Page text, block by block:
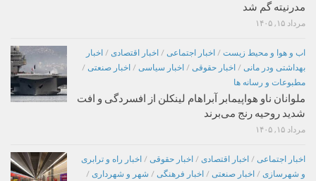
مدرنیته گم شد
مرداد ۱۵, ۱۴۰۵
اب و هوا و محیط زیست / اخبار اجتماعی / اخبار اقتصادی / اخبار
بهداشتی ودر مانی / اخبار حقوقی / اخبار سیاسی / اخبار صنعتی /
مطبوعات و رسانه ها
ملوانان ناو هواپیمابر آبراهام لینکلن از افسردگی و افت
شدید روحیه رنج می‌برند
مرداد ۱۵, ۱۴۰۵
اخبار اجتماعی / اخبار اقتصادی / اخبار حقوقی / اخبار راه و ترابری
و شهرسازی / اخبار صنعتی / اخبار فرهنگی / شهر و شهرداری /